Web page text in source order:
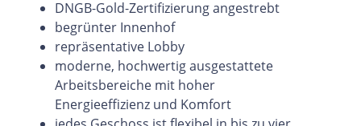
DNGB-Gold-Zertifizierung angestrebt
begrünter Innenhof
repräsentative Lobby
moderne, hochwertig ausgestattete
Arbeitsbereiche mit hoher
Energieeffizienz und Komfort